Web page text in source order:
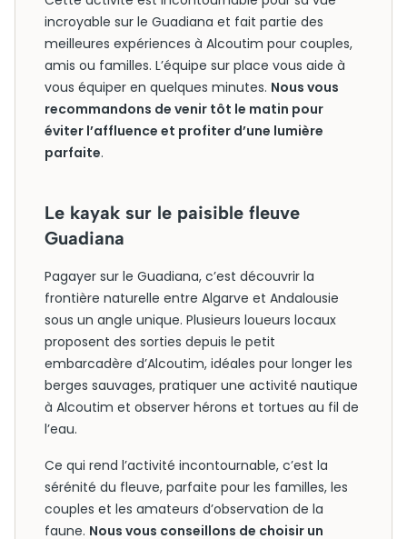
incroyable sur le Guadiana et fait partie des
meilleures expériences à Alcoutim pour couples,
amis ou familles. L’équipe sur place vous aide à
vous équiper en quelques minutes. Nous vous
recommandons de venir tôt le matin pour
éviter l’affluence et profiter d’une lumière
parfaite.
Le kayak sur le paisible fleuve
Guadiana
Pagayer sur le Guadiana, c’est découvrir la
frontière naturelle entre Algarve et Andalousie
sous un angle unique. Plusieurs loueurs locaux
proposent des sorties depuis le petit
embarcadère d’Alcoutim, idéales pour longer les
berges sauvages, pratiquer une activité nautique
à Alcoutim et observer hérons et tortues au fil de
l’eau.
Ce qui rend l’activité incontournable, c’est la
sérénité du fleuve, parfaite pour les familles, les
couples et les amateurs d’observation de la
faune. Nous vous conseillons de choisir un